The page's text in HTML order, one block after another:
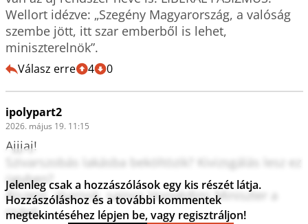
Wellort idézve: „Szegény Magyarország, a valóság
szembe jött, itt szar emberből is lehet,
miniszterelnök”.
Válasz erre 4 0
ipolypart2
2026. május 19. 11:15
Ajjjaj!
Szivarszobás lakásba beköltözik? Kivizsgálás lesz ez
ügyben?
Álszent, akarnok, sajnos Honvédlmi Miniszter a
csávó.
Jelenleg csak a hozzászólások egy kis részét látja.
Hozzászóláshoz és a további kommentek
megtekintéséhez lépjen be, vagy regisztráljon!